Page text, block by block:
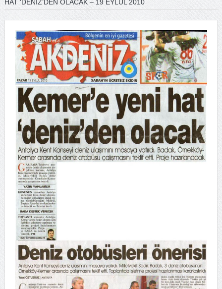
HAT ‘DENIZ’DEN OLACAK – 19 EYLÜL 2010